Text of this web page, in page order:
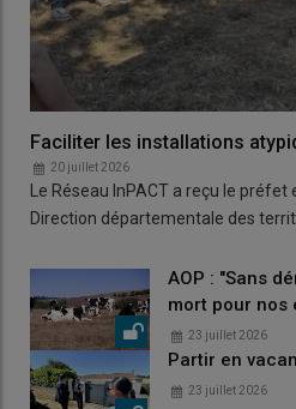
Faciliter les installations
20 juillet 2026
Le Réseau InPACT a reçu le
Direction départementale des
AOP : "Sans
mort pour nos
23 juillet 2026
Partir en
23 juillet 2026